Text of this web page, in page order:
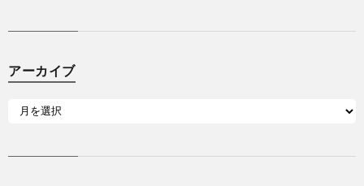
アーカイブ